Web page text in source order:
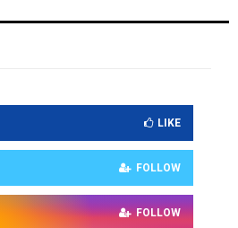
LIKE
FOLLOW
FOLLOW